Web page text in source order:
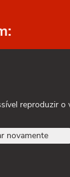
reproduzir o
novamente